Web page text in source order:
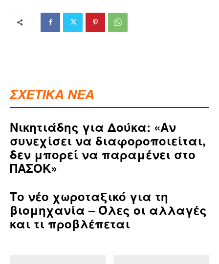
ΣΧΕΤΙΚΑ ΝΕΑ
Νικητιάδης για Δούκα: «Αν
συνεχίσει να διαφοροποιείται,
δεν μπορεί να παραμένει στο
ΠΑΣΟΚ»
Το νέο χωροταξικό για τη
βιομηχανία – Όλες οι αλλαγές
και τι προβλέπεται